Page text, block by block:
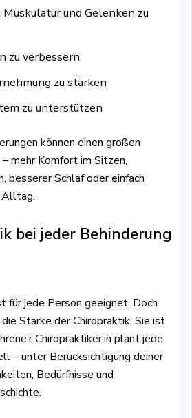
und Gelenken zu
zu verbessern
zu stärken
zu unterstützen
können einen großen
mehr Komfort im Sitzen,
besserer Schlaf oder einfach
Alltag.
bei jeder Behinderung
für jede Person geeignet. Doch
Stärke der Chiropraktik: Sie ist
Chiropraktiker:in plant jede
– unter Berücksichtigung deiner
Bedürfnisse und